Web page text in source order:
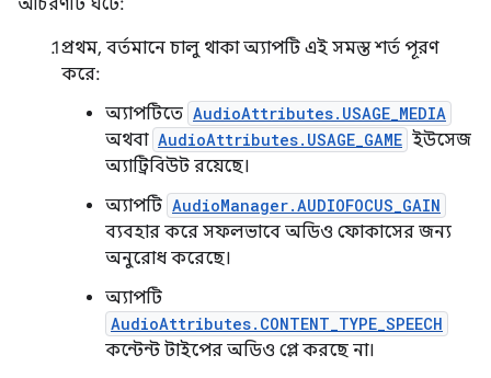
আচরণটি ঘটে:
প্রথম, বর্তমানে চালু থাকা অ্যাপটি এই সমস্ত শর্ত পূরণ
করে:
অ্যাপটিতে AudioAttributes.USAGE_MEDIA
অথবা AudioAttributes.USAGE_GAME ইউসেজ
অ্যাট্রিবিউট রয়েছে।
অ্যাপটি AudioManager.AUDIOFOCUS_GAIN
ব্যবহার করে সফলভাবে অডিও ফোকাসের জন্য
অনুরোধ করেছে।
অ্যাপটি
AudioAttributes.CONTENT_TYPE_SPEECH
কন্টেন্ট টাইপের অডিও প্লে করছে না।